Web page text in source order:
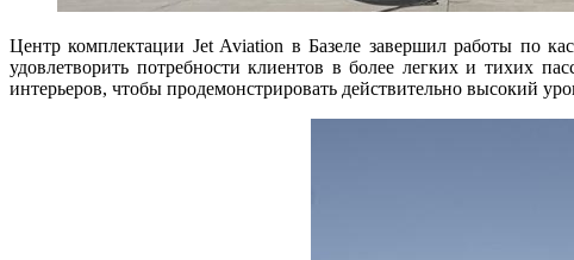
Центр комплектации Jet Aviation в Базеле завершил работы по
удовлетворить потребности клиентов в более легких и тихих
интерьеров, чтобы продемонстрировать действительно высокий